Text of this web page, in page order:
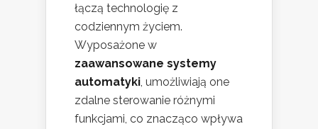
łączą technologię z
codziennym życiem.
Wyposażone w
zaawansowane systemy
automatyki, umożliwiają one
zdalne sterowanie różnymi
funkcjami, co znacząco wpływa